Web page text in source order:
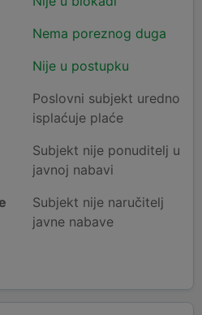
Nema poreznog duga
Nije u postupku
Poslovni subjekt uredno
isplaćuje plaće
Subjekt nije ponuditelj u
javnoj nabavi
Subjekt nije naručitelj
javne nabave